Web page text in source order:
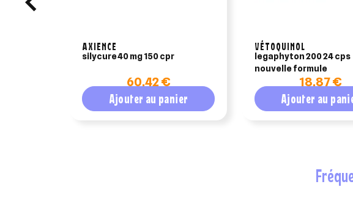
AXIENCE
silycure 40 mg 150 cpr
60,42 €
Ajouter au panier
VÉTOQUINOL
legaphyton 200 24 cps
nouvelle formule
18,87 €
Ajouter au